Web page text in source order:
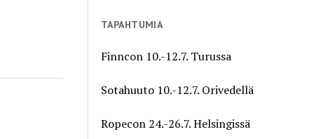
TAPAHTUMIA
Finncon 10.-12.7. Turussa
Sotahuuto 10.-12.7. Orivedellä
Ropecon 24.-26.7. Helsingissä